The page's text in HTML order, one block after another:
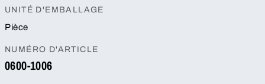
UNITÉ D'EMBALLAGE
Pièce
NUMÉRO D'ARTICLE
0600-1006